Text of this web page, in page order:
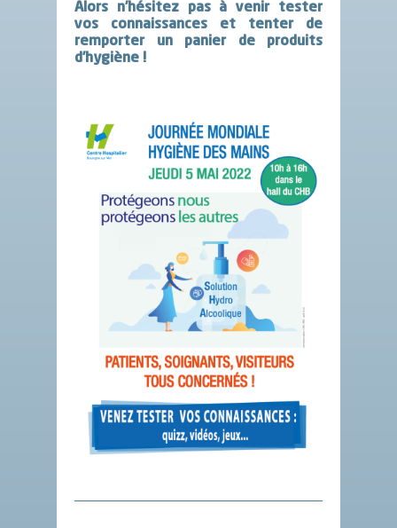
Alors n’hésitez pas à venir tester
vos connaissances et tenter de
remporter un panier de produits
d’hygiène !